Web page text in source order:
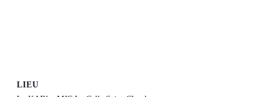
LIEU